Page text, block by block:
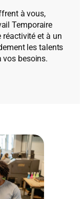
à vous,
Temporaire
réactivité et à un
les talents
besoins.